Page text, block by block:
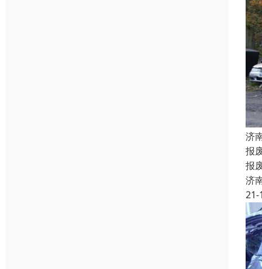
济
报
报
济
21-